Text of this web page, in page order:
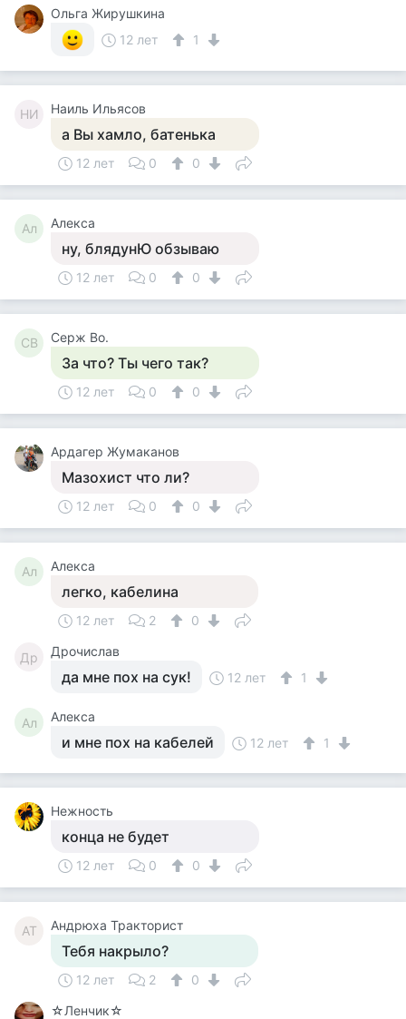
Ольга Жирушкина
12 лет
1
НИ Наиль Ильясов
а Вы хамло, батенька
12 лет 0 0
Ал Алекса
ну, блядунЮ обзываю
12 лет 0 0
СВ Серж Во.
За что? Ты чего так?
12 лет 0 0
Ардагер Жумаканов
Мазохист что ли?
12 лет 0 0
Ал Алекса
легко, кабелина
12 лет 2 0
Др Дрочислав
да мне пох на сук! 12 лет 1
Ал Алекса
и мне пох на кабелей 12 лет 1
Нежность
конца не будет
12 лет 0 0
АТ Андрюха Тракторист
Тебя накрыло?
12 лет 2
0
☆Ленчик☆